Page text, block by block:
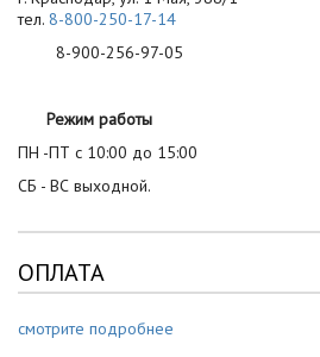
тел. 8-800-250-17-14
8-900-256-97-05
Режим работы
ПН -ПТ с 10:00 до 15:00
СБ - ВС выходной.
ОПЛАТА
смотрите подробнее